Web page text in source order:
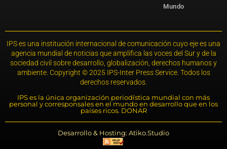
Mundo
IPS es una institución internacional de comunicación cuyo eje es una
agencia mundial de noticias que amplifica las voces del Sur y de la
sociedad civil sobre desarrollo, globalización, derechos humanos y
ambiente. Copyright © 2025 IPS-Inter Press Service. Todos los
derechos reservados.
IPS es la única organización periodística mundial con más
personal y corresponsales en el mundo en desarrollo que en los
países ricos. DONAR
Desarrollo & Hosting: Atiko.Studio